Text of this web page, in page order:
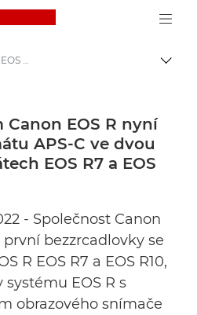
Canon Logo, back to
Tiskové zprávy – tiskové centrum Canon
Inovativní systém Canon EOS R nyní přichází i ve formátu APS-C ve dvou nových fotoaparátech EOS R7 a EOS R10 - Tiskové centrum Canon
EOS R nyní
APS-C ve dvou
EOS R7 a EOS
- Společnost Canon
bezzrcadlovky se
R EOS R7 a EOS R10,
EOS R s
obrazového snímače